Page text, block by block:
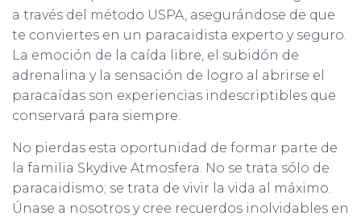
a través del método USPA, asegurándose de que
te conviertes en un paracaidista experto y seguro.
La emoción de la caída libre, el subidón de
adrenalina y la sensación de logro al abrirse el
paracaídas son experiencias indescriptibles que
conservará para siempre.
No pierdas esta oportunidad de formar parte de
la familia Skydive Atmosfera. No se trata sólo de
paracaidismo; se trata de vivir la vida al máximo.
Únase a nosotros y cree recuerdos inolvidables en